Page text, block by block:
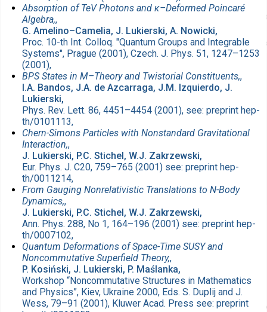
Absorption of TeV Photons and κ–Deformed Poincaré
Algebra,,
G. Amelino–Camelia, J. Lukierski, A. Nowicki,
Proc. 10-th Int. Colloq. "Quantum Groups and Integrable
Systems", Prague (2001), Czech. J. Phys. 51, 1247–1253
(2001),
BPS States in M–Theory and Twistorial Constituents,,
I.A. Bandos, J.A. de Azcarraga, J.M. Izquierdo, J.
Lukierski,
Phys. Rev. Lett. 86, 4451–4454 (2001), see: preprint hep-
th/0101113,
Chern-Simons Particles with Nonstandard Gravitational
Interaction,,
J. Lukierski, P.C. Stichel, W.J. Zakrzewski,
Eur. Phys. J. C20, 759–765 (2001) see: preprint hep-
th/0011214,
From Gauging Nonrelativistic Translations to N-Body
Dynamics,,
J. Lukierski, P.C. Stichel, W.J. Zakrzewski,
Ann. Phys. 288, No 1, 164–196 (2001) see: preprint hep-
th/0007102,
Quantum Deformations of Space-Time SUSY and
Noncommutative Superfield Theory,,
P. Kosiński, J. Lukierski, P. Maślanka,
Workshop “Noncommutative Structures in Mathematics
and Physics”, Kiev, Ukraine 2000, Eds. S. Duplij and J.
Wess, 79–91 (2001), Kluwer Acad. Press see: preprint